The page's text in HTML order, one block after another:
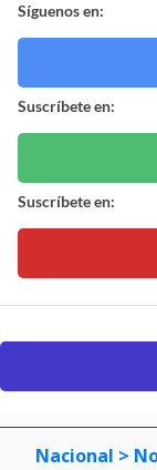
Síguenos en:
Suscríbete en:
Suscríbete en:
Nacional >